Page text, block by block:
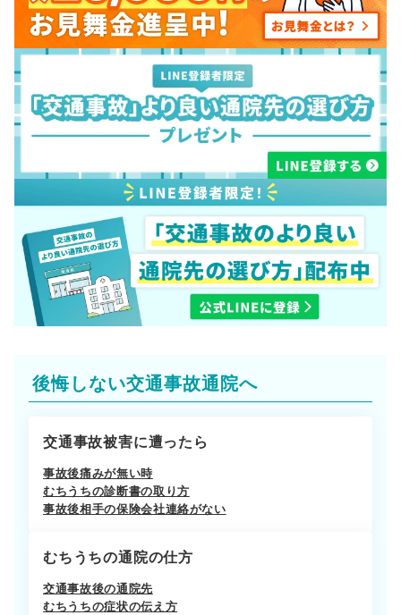
後悔しない交通事故通院へ
交通事故被害に遭ったら
事故後痛みが無い時
むちうちの診断書の取り方
事故後相手の保険会社連絡がない
むちうちの通院の仕方
交通事故後の通院先
むちうちの症状の伝え方